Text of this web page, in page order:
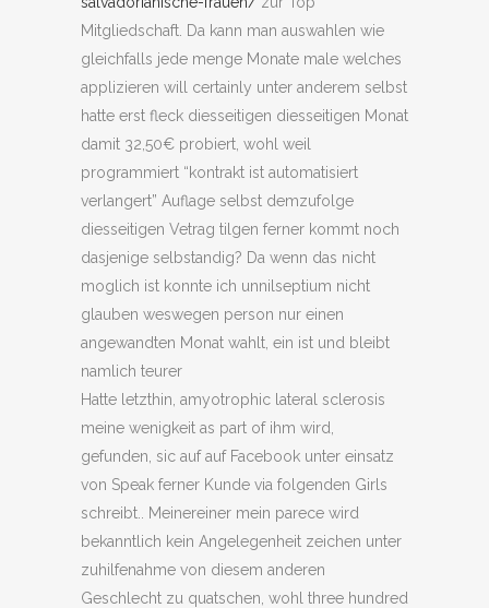
Mitgliedschaft. Da kann man auswahlen wie
gleichfalls jede menge Monate male welches
applizieren will certainly unter anderem selbst
hatte erst fleck diesseitigen diesseitigen Monat
damit 32,50€ probiert, wohl weil
programmiert “kontrakt ist automatisiert
verlangert” Auflage selbst demzufolge
diesseitigen Vetrag tilgen ferner kommt noch
dasjenige selbstandig? Da wenn das nicht
moglich ist konnte ich unnilseptium nicht
glauben weswegen person nur einen
angewandten Monat wahlt, ein ist und bleibt
namlich teurer
Hatte letzthin, amyotrophic lateral sclerosis
meine wenigkeit as part of ihm wird,
gefunden, sic auf auf Facebook unter einsatz
von Speak ferner Kunde via folgenden Girls
schreibt.. Meinereiner mein parece wird
bekanntlich kein Angelegenheit zeichen unter
zuhilfenahme von diesem anderen
Geschlecht zu quatschen, wohl three hundred